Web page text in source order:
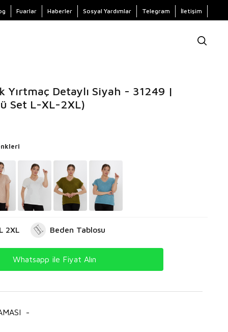
Fuarlar Haberler Sosyal Yardımlar Telegram İletişim
Yırtmaç Detaylı Siyah - 31249 |
Set L-XL-2XL)
2XL Beden Tablosu
Whatsapp ile Fiyat Alın
-